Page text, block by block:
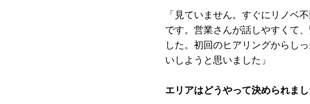
「見ていません。すぐにリノベ
です。営業さんが話しやすくて
した。初回のヒアリングからし
いしようと思いました」
エリアはどうやって決められま